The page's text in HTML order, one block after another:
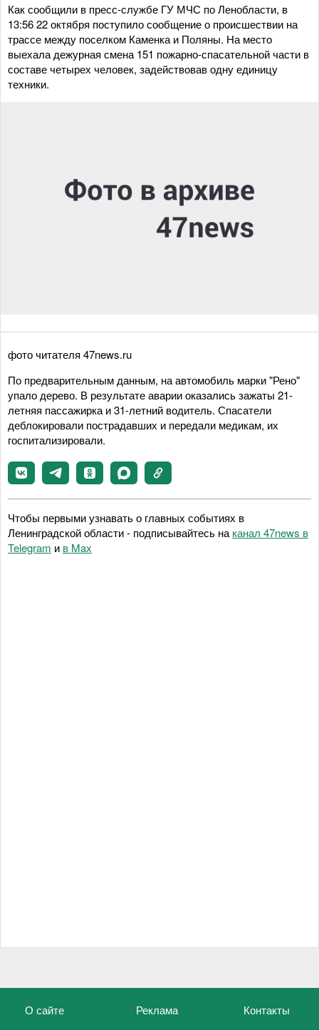
Как сообщили в пресс-службе ГУ МЧС по Ленобласти, в
13:56 22 октября поступило сообщение о происшествии на
трассе между поселком Каменка и Поляны. На место
выехала дежурная смена 151 пожарно-спасательной части в
составе четырех человек, задействовав одну единицу
техники.
фото читателя 47news.ru
По предварительным данным, на автомобиль марки "Рено"
упало дерево. В результате аварии оказались зажаты 21-
летняя пассажирка и 31-летний водитель. Спасатели
деблокировали пострадавших и передали медикам, их
госпитализировали.
Чтобы первыми узнавать о главных событиях в
Ленинградской области - подписывайтесь на канал 47news в
Telegram и в Maх
О сайте Реклама Контакты